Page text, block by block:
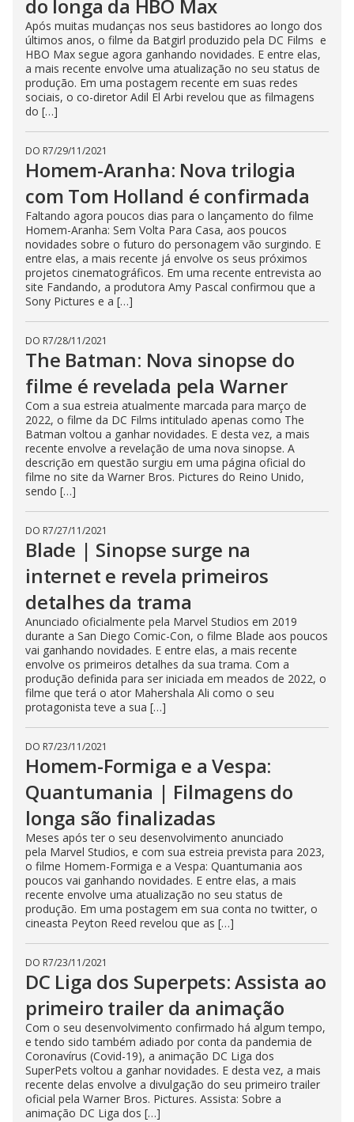
do longa da HBO Max
Após muitas mudanças nos seus bastidores ao longo dos
últimos anos, o filme da Batgirl produzido pela DC Films e
HBO Max segue agora ganhando novidades. E entre elas,
a mais recente envolve uma atualização no seu status de
produção. Em uma postagem recente em suas redes
sociais, o co-diretor Adil El Arbi revelou que as filmagens
do […]
DO R7/29/11/2021
Homem-Aranha: Nova trilogia
com Tom Holland é confirmada
Faltando agora poucos dias para o lançamento do filme
Homem-Aranha: Sem Volta Para Casa, aos poucos
novidades sobre o futuro do personagem vão surgindo. E
entre elas, a mais recente já envolve os seus próximos
projetos cinematográficos. Em uma recente entrevista ao
site Fandando, a produtora Amy Pascal confirmou que a
Sony Pictures e a […]
DO R7/28/11/2021
The Batman: Nova sinopse do
filme é revelada pela Warner
Com a sua estreia atualmente marcada para março de
2022, o filme da DC Films intitulado apenas como The
Batman voltou a ganhar novidades. E desta vez, a mais
recente envolve a revelação de uma nova sinopse. A
descrição em questão surgiu em uma página oficial do
filme no site da Warner Bros. Pictures do Reino Unido,
sendo […]
DO R7/27/11/2021
Blade | Sinopse surge na
internet e revela primeiros
detalhes da trama
Anunciado oficialmente pela Marvel Studios em 2019
durante a San Diego Comic-Con, o filme Blade aos poucos
vai ganhando novidades. E entre elas, a mais recente
envolve os primeiros detalhes da sua trama. Com a
produção definida para ser iniciada em meados de 2022, o
filme que terá o ator Mahershala Ali como o seu
protagonista teve a sua […]
DO R7/23/11/2021
Homem-Formiga e a Vespa:
Quantumania | Filmagens do
longa são finalizadas
Meses após ter o seu desenvolvimento anunciado
pela Marvel Studios, e com sua estreia prevista para 2023,
o filme Homem-Formiga e a Vespa: Quantumania aos
poucos vai ganhando novidades. E entre elas, a mais
recente envolve uma atualização no seu status de
produção. Em uma postagem em sua conta no twitter, o
cineasta Peyton Reed revelou que as […]
DO R7/23/11/2021
DC Liga dos Superpets: Assista ao
primeiro trailer da animação
Com o seu desenvolvimento confirmado há algum tempo,
e tendo sido também adiado por conta da pandemia de
Coronavírus (Covid-19), a animação DC Liga dos
SuperPets voltou a ganhar novidades. E desta vez, a mais
recente delas envolve a divulgação do seu primeiro trailer
oficial pela Warner Bros. Pictures. Assista: Sobre a
animação DC Liga dos […]